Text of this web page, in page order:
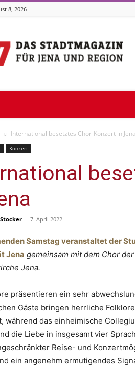
8, 2026
07
International besetztes Chor-Konzert in Jena
Konzert
- 7. April 2022
Samstag veranstaltet der
Jena gemeinsam mit dem Chor
Jena.
präsentieren ein sehr
Gäste bringen herrliche
während das einheimische
die Liebe in insgesamt vier
Reise- und
ein angenehm ermutigendes